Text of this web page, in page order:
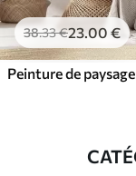
38.33€23.00 €